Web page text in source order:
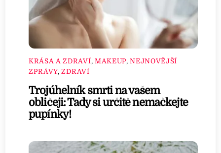
KRÁSA A ZDRAVÍ, MAKEUP,NEJNOVĚJŠÍ
ZPRÁVY,ZDRAVÍ
Trojúhelník smrti na vašem
obličeji: Tady si určitě nemačkejte
pupínky!